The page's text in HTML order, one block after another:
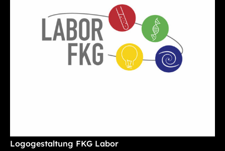
Logogestaltung FKG Labor